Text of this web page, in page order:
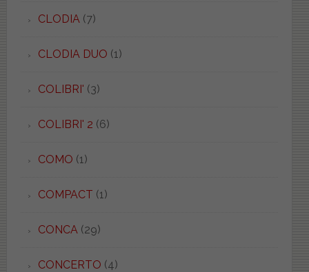
CLODIA(7)
CLODIA DUO (1)
COLIBRI' (3)
COLIBRI' 2 (6)
COMO (1)
COMPACT (1)
CONCA(29)
CONCERTO (4)